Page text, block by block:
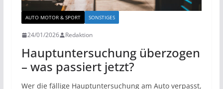
AUTO MOTOR & SPORT SONSTIGES
24/01/2026 Redaktion
Hauptuntersuchung überzogen
– was passiert jetzt?
Wer die fällige Hauptuntersuchung am Auto verpasst,